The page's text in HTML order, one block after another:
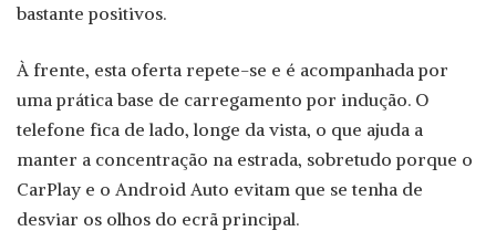
bastante positivos.
À frente, esta oferta repete-se e é acompanhada por
uma prática base de carregamento por indução. O
telefone fica de lado, longe da vista, o que ajuda a
manter a concentração na estrada, sobretudo porque o
CarPlay e o Android Auto evitam que se tenha de
desviar os olhos do ecrã principal.